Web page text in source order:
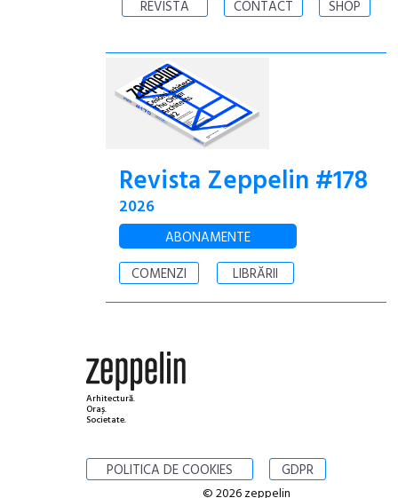
REVISTA CONTACT SHOP
Revista Zeppelin #178
2026
ABONAMENTE
COMENZI
LIBRĂRII
Arhitectură.
Oraș.
Societate.
POLITICA DE COOKIES GDPR